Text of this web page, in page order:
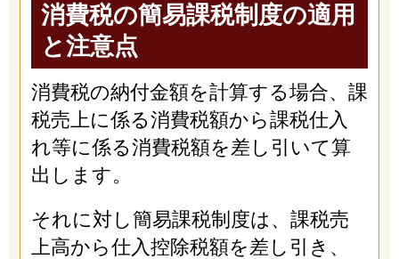
消費税の簡易課税制度の適用
と注意点
消費税の納付金額を計算する場合、課
税売上に係る消費税額から課税仕入
れ等に係る消費税額を差し引いて算
出します。
それに対し簡易課税制度は、課税売
上高から仕入控除税額を差し引き、